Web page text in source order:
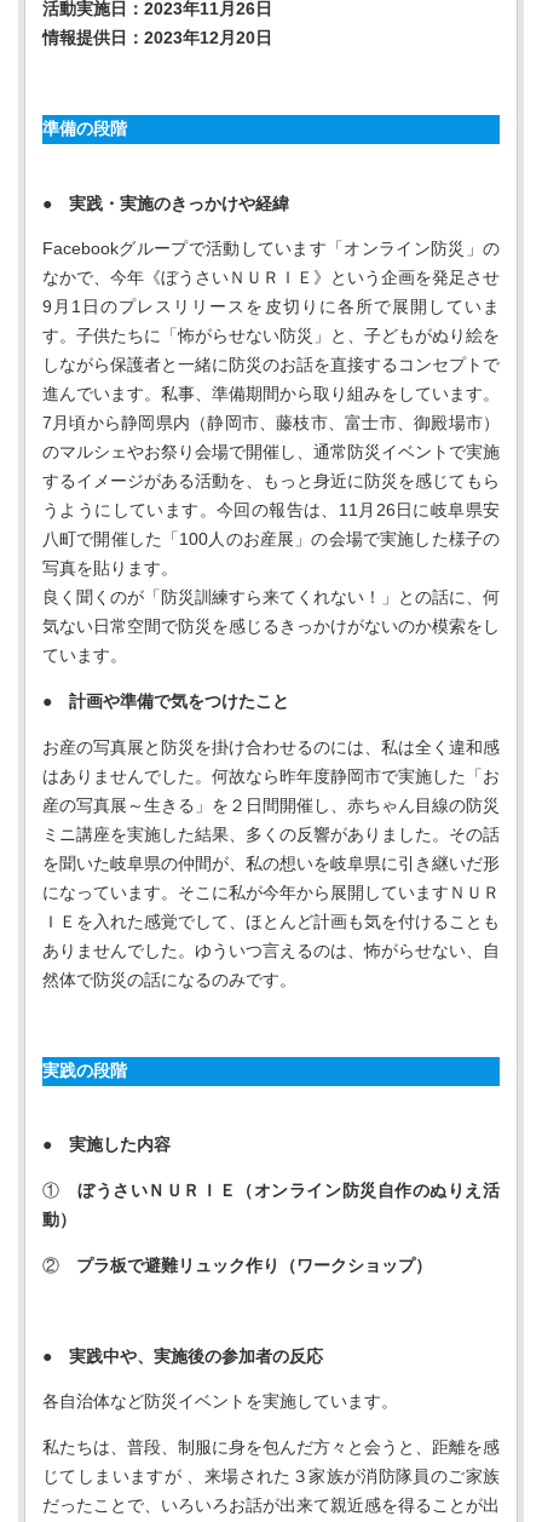
活動実施日：2023年11月26日
情報提供日：2023年12月20日
準備の段階
● 実践・実施のきっかけや経緯
Facebookグループで活動しています「オンライン防災」の
なかで、今年《ぼうさいＮＵＲＩＥ》という企画を発足させ
9月1日のプレスリリースを皮切りに各所で展開していま
す。子供たちに「怖がらせない防災」と、子どもがぬり絵を
しながら保護者と一緒に防災のお話を直接するコンセプトで
進んでいます。私事、準備期間から取り組みをしています。
7月頃から静岡県内（静岡市、藤枝市、富士市、御殿場市）
のマルシェやお祭り会場で開催し、通常防災イベントで実施
するイメージがある活動を、もっと身近に防災を感じてもら
うようにしています。今回の報告は、11月26日に岐阜県安
八町で開催した「100人のお産展」の会場で実施した様子の
写真を貼ります。
良く聞くのが「防災訓練すら来てくれない！」との話に、何
気ない日常空間で防災を感じるきっかけがないのか模索をし
ています。
● 計画や準備で気をつけたこと
お産の写真展と防災を掛け合わせるのには、私は全く違和感
はありませんでした。何故なら昨年度静岡市で実施した「お
産の写真展～生きる」を２日間開催し、赤ちゃん目線の防災
ミニ講座を実施した結果、多くの反響がありました。その話
を聞いた岐阜県の仲間が、私の想いを岐阜県に引き継いだ形
になっています。そこに私が今年から展開していますＮＵＲ
ＩＥを入れた感覚でして、ほとんど計画も気を付けることも
ありませんでした。ゆういつ言えるのは、怖がらせない、自
然体で防災の話になるのみです。
実践の段階
● 実施した内容
①ぼうさいＮＵＲＩＥ（オンライン防災自作のぬりえ活
動）
② プラ板で避難リュック作り（ワークショップ）
● 実践中や、実施後の参加者の反応
各自治体など防災イベントを実施しています。
私たちは、普段、制服に身を包んだ方々と会うと、距離を感
じてしまいますが 、来場された３家族が消防隊員のご家族
だったことで、いろいろお話が出来て親近感を得ることが出